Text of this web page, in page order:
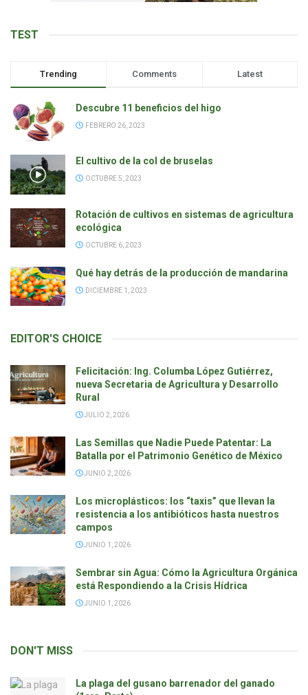
TEST
Trending Comments Latest
Descubre 11 beneficios del higo
FEBRERO 26, 2023
El cultivo de la col de bruselas
OCTUBRE 5, 2023
Rotación de cultivos en sistemas de agricultura
ecológica
OCTUBRE 6, 2023
Qué hay detrás de la producción de mandarina
DICIEMBRE 1, 2023
EDITOR'S CHOICE
Felicitación: Ing. Columba López Gutiérrez,
nueva Secretaria de Agricultura y Desarrollo
Rural
JULIO 2, 2026
Las Semillas que Nadie Puede Patentar: La
Batalla por el Patrimonio Genético de México
JUNIO 2, 2026
Los microplásticos: los “taxis” que llevan la
resistencia a los antibióticos hasta nuestros
campos
JUNIO 1, 2026
Sembrar sin Agua: Cómo la Agricultura Orgánica
está Respondiendo a la Crisis Hídrica
JUNIO 1, 2026
DON'T MISS
La plaga del gusano barrenador del ganado